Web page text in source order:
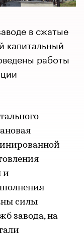
в сжатые
капитальный
работы
и
силы
завода, на